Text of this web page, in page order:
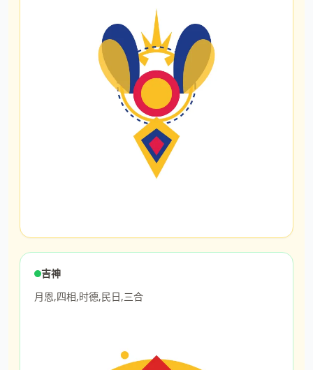
吉神
月恩,四相,时德,民日,三合